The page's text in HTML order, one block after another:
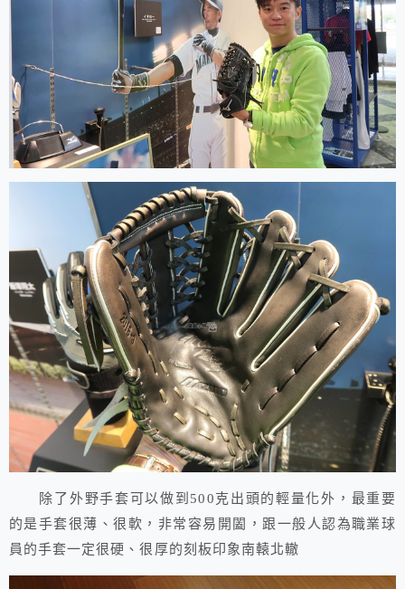
除了外野手套可以做到500克出頭的輕量化外，最重要
的是手套很薄、很軟，非常容易開闔，跟一般人認為職業球
員的手套一定很硬、很厚的刻板印象南轅北轍